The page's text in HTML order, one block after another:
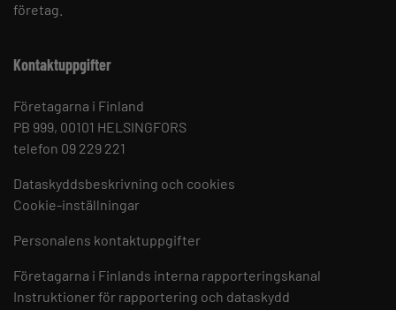
företag.
Kontaktuppgifter
Företagarna i Finland
PB 999, 00101 HELSINGFORS
telefon 09 229 221
Dataskyddsbeskrivning och cookies
Cookie-inställningar
Personalens kontaktuppgifter
Företagarna i Finlands interna rapporteringskanal
Instruktioner för rapportering och dataskydd